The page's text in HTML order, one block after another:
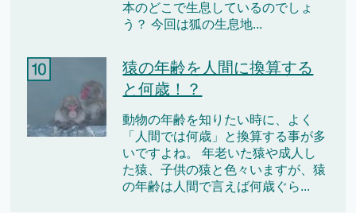
本のどこで生息しているのでしょ
う？ 今回は狐の生息地...
猿の年齢を人間に換算する
と何歳！？
動物の年齢を知りたい時に、よく
「人間では何歳」と換算する事が多
いですよね。 年老いた猿や成人し
た猿、子供の猿と色々いますが、猿
の年齢は人間で言えば何歳ぐら...